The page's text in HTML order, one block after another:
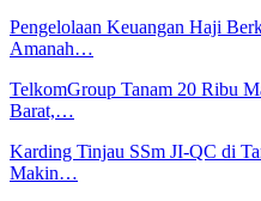
Pengelolaan Keuangan Haji
Amanah…
TelkomGroup Tanam 20 Ribu
Barat,…
Karding Tinjau SSm JI-QC di
Makin…